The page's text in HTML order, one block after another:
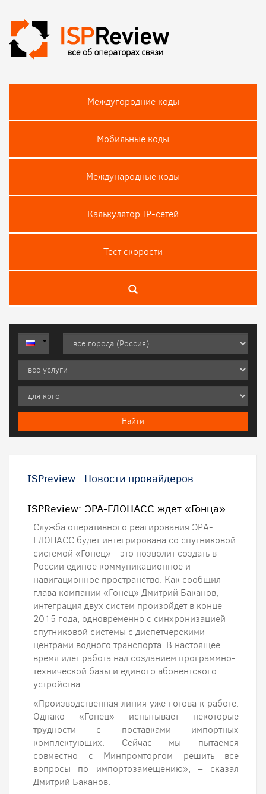
Междугородние коды
Мобильные коды
Международные коды
Калькулятор IP-сетей
Тест скороcти
ISPreview : Новости провайдеров
ISPReview: ЭРА-ГЛОНАСС ждет «Гонца»
Служба оперативного реагирования ЭРА-
ГЛОНАСС будет интегрирована со спутниковой
системой «Гонец» - это позволит создать в
России единое коммуникационное и
навигационное пространство. Как сообщил
глава компании «Гонец» Дмитрий Баканов,
интеграция двух систем произойдет в конце
2015 года, одновременно с синхронизацией
спутниковой системы с диспетчерскими
центрами водного транспорта. В настоящее
время идет работа над созданием программно-
технической базы и единого абонентского
устройства.
«Производственная линия уже готова к работе.
Однако «Гонец» испытывает некоторые
трудности с поставками импортных
комплектующих. Сейчас мы пытаемся
совместно с Минпромторгом решить все
вопросы по импортозамещению», – сказал
Дмитрий Баканов.